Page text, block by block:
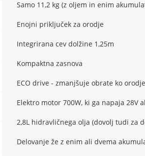
Samo 11,2 kg (z oljem in enim
Enojni priključek za orodje
Integrirana cev dolžine 1,25m
Kompaktna zasnova
ECO drive - zmanjšuje obrate ko
Elektro motor 700W, ki ga napaja 28V
2,8L hidravličnega olja (dovolj tudi za
Delovanje že z enim ali dvema